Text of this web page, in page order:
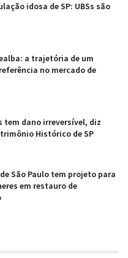
idosa de SP: UBSs são
a trajetória de um
no mercado de
tem dano irreversível, diz
Histórico de SP
São Paulo tem projeto para
em restauro de